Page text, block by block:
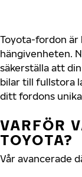
Toyota-fordon är
hängivenheten.
säkerställa att
bilar till fullstora
ditt fordons
VARFÖR
TOYOTA?
Vår avancerade